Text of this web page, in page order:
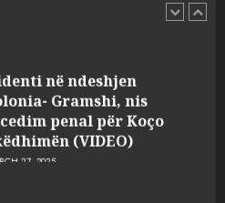
të pajustifikuar
në ndeshjen
Gramshi, nis
penal për Koço
(VIDEO)
27, 2025